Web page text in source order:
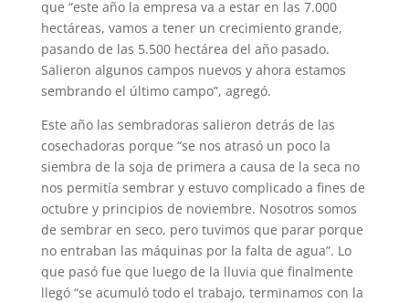
que “este año la empresa va a estar en las 7.000
hectáreas, vamos a tener un crecimiento grande,
pasando de las 5.500 hectárea del año pasado.
Salieron algunos campos nuevos y ahora estamos
sembrando el último campo”, agregó.
Este año las sembradoras salieron detrás de las
cosechadoras porque “se nos atrasó un poco la
siembra de la soja de primera a causa de la seca no
nos permitía sembrar y estuvo complicado a fines de
octubre y principios de noviembre. Nosotros somos
de sembrar en seco, pero tuvimos que parar porque
no entraban las máquinas por la falta de agua”. Lo
que pasó fue que luego de la lluvia que finalmente
llegó “se acumuló todo el trabajo, terminamos con la